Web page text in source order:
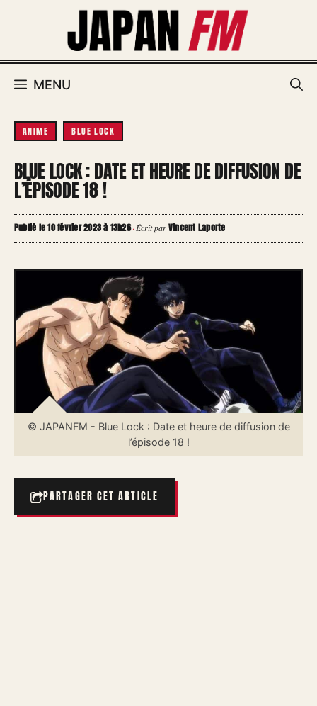
MENU
ANIME BLUE LOCK
BLUE LOCK : DATE ET HEURE DE DIFFUSION DE
L’ÉPISODE 18 !
Publié le 10 février 2023 à 13h26·Écrit parVincent Laporte
© JAPANFM - Blue Lock : Date et heure de diffusion de
l’épisode 18 !
PARTAGER CET ARTICLE